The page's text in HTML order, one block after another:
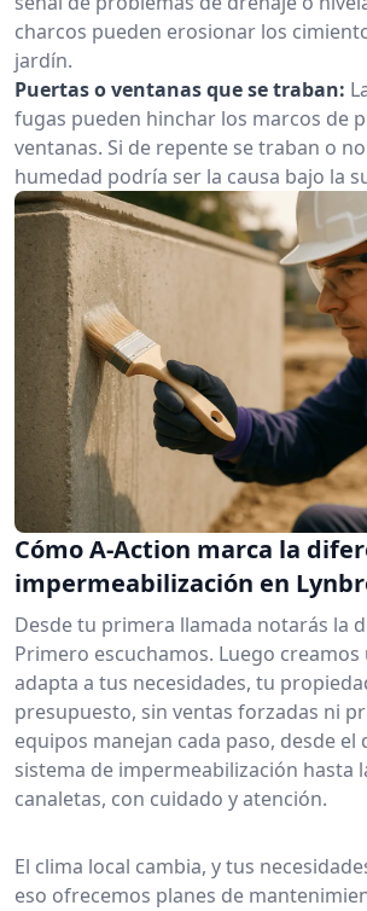
charcos pueden erosionar los
jardín.
Puertas o ventanas que se traban:
fugas pueden hinchar los marcos de
ventanas. Si de repente se traban o
humedad podría ser la causa bajo la
Cómo A-Action marca la
impermeabilización en
Desde tu primera llamada notarás la
Primero escuchamos. Luego creamos
adapta a tus necesidades, tu
presupuesto, sin ventas forzadas ni
equipos manejan cada paso, desde el
sistema de impermeabilización hasta
canaletas, con cuidado y atención.
El clima local cambia, y tus
eso ofrecemos planes de